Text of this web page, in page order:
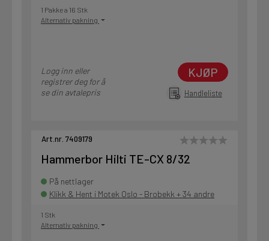
1 Pakke a 16 Stk
Alternativ pakning
Logg inn eller
registrer deg for å
se din avtalepris
KJØP
Handleliste
Art.nr. 7409179
Hammerbor Hilti TE-CX 8/32
På nettlager
Klikk & Hent i Motek Oslo - Brobekk + 34 andre
1 Stk
Alternativ pakning